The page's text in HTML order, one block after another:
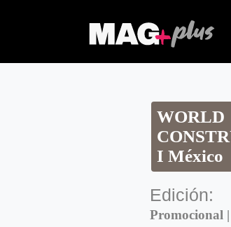
WORLD
I México
Edición:
Promocional